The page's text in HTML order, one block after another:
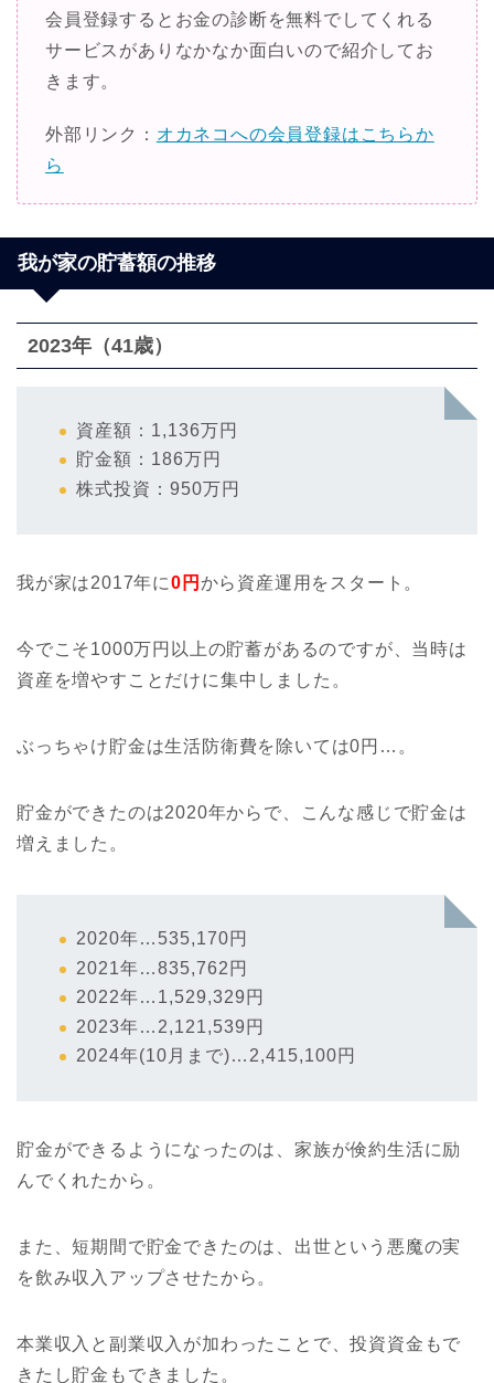
会員登録するとお金の診断を無料でしてくれる
サービスがありなかなか面白いので紹介してお
きます。
外部リンク： オカネコへの会員登録はこちらか
ら
我が家の貯蓄額の推移
2023年（41歳）
資産額：1,136万円
貯金額：186万円
株式投資：950万円
我が家は2017年に0円 から資産運用をスタート。
今でこそ1000万円以上の貯蓄があるのですが、当時は
資産を増やすことだけに集中しました。
ぶっちゃけ貯金は生活防衛費を除いては0円…。
貯金ができたのは2020年からで、こんな感じで貯金は
増えました。
2020年…535,170円
2021年…835,762円
2022年…1,529,329円
2023年…2,121,539円
2024年(10月まで)…2,415,100円
貯金ができるようになったのは、家族が倹約生活に励
んでくれたから。
また、短期間で貯金できたのは、出世という悪魔の実
を飲み収入アップさせたから。
本業収入と副業収入が加わったことで、投資資金もで
きたし貯金もできました。